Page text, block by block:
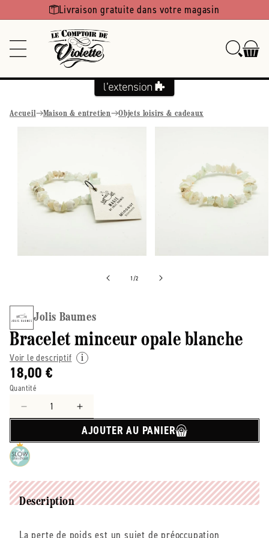
Ignorer et
passer au Livraison gratuite dans votre magasin
Accueil Maison & entretien Objets loisirs & cadeaux
1 /de2
Jolis Baumes
Bracelet minceur opale blanche
Voir le descriptif
18,00 €
Quantité
Réduire
de
Jolis
-
-
Augmenter
la
quantité
-
-
AJOUTER AU PANIER
Description
La perte de poids est un sujet de préoccupation